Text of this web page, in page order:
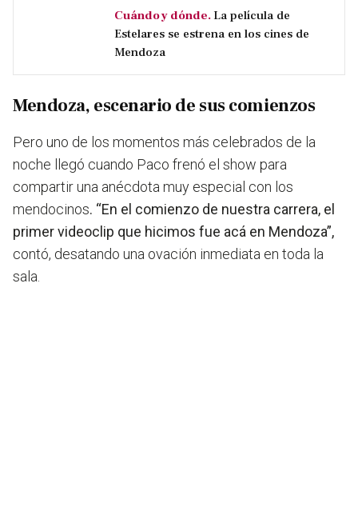
Cuándo y dónde. La película de
Estelares se estrena en los cines de
Mendoza
Mendoza, escenario de sus comienzos
Pero uno de los momentos más celebrados de la
noche llegó cuando Paco frenó el show para
compartir una anécdota muy especial con los
mendocinos. “En el comienzo de nuestra carrera, el
primer videoclip que hicimos fue acá en Mendoza”,
contó, desatando una ovación inmediata en toda la
sala.